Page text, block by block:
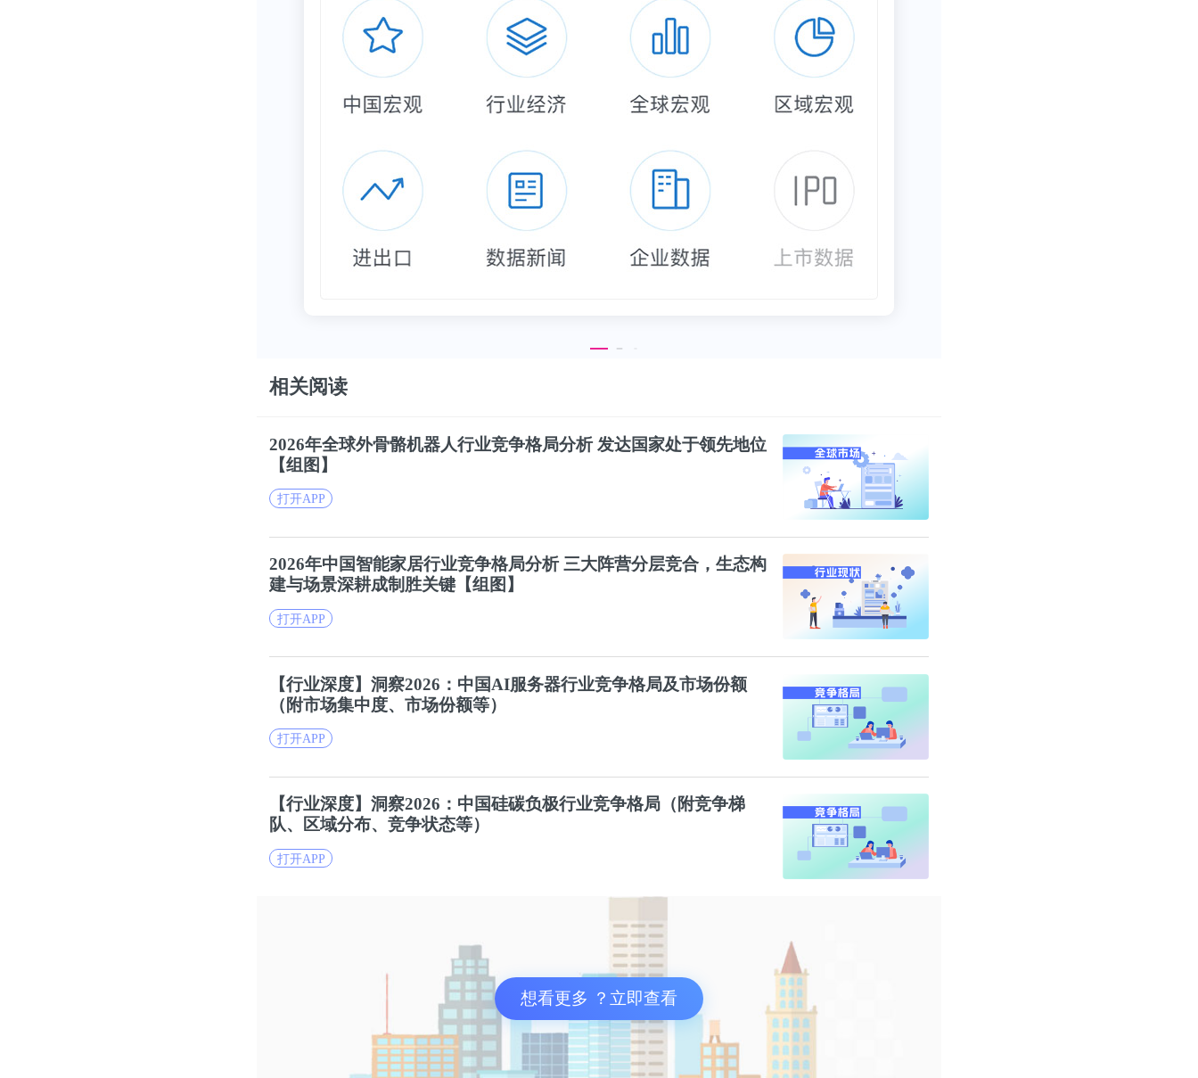
相关阅读
2026年全球外骨骼机器人行业竞争格局分析 发达国家处于领先地位
【组图】
打开APP
2026年中国智能家居行业竞争格局分析 三大阵营分层竞合，生态构
建与场景深耕成制胜关键【组图】
打开APP
【行业深度】洞察2026：中国AI服务器行业竞争格局及市场份额
（附市场集中度、市场份额等）
打开APP
【行业深度】洞察2026：中国硅碳负极行业竞争格局（附竞争梯
队、区域分布、竞争状态等）
打开APP
想看更多 ？立即查看